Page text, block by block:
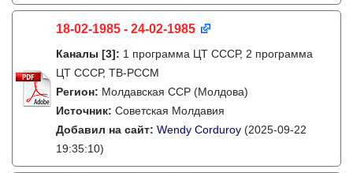
18-02-1985 - 24-02-1985
Каналы [3]: 1 программа ЦТ СССР, 2 программа
ЦТ СССР, ТВ-РССМ
Регион: Молдавская ССР (Молдова)
Источник: Советская Молдавия
Добавил на сайт: Wendy Corduroy (2025-09-22
19:35:10)